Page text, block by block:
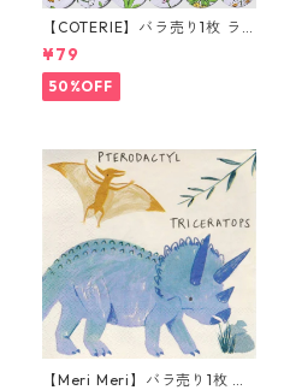
【COTERIE】バラ売り1枚 ラ
ンチサイズ ペーパーナプキン
Guess How Much I Love You
ブルー Anita Jeram アニタ・
ジェラーム
¥79
50%OFF
【Meri Meri】バラ売り1枚 カ